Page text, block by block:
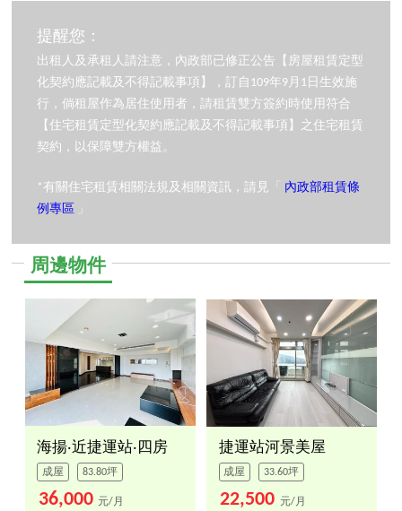
提醒您：
出租人及承租人請注意，內政部已修正公告【房屋租賃定型
化契約應記載及不得記載事項】，訂自109年9月1日生效施
行，倘租屋作為居住使用者，請租賃雙方簽約時使用符合
【住宅租賃定型化契約應記載及不得記載事項】之住宅租賃
契約，以保障雙方權益。
*有關住宅租賃相關法規及相關資訊，請見「 內政部租賃條
例專區 」
周邊物件
海揚‧近捷運站‧四房
成屋 83.80坪
36,000 元/月
捷運站河景美屋
成屋 33.60坪
22,500 元/月